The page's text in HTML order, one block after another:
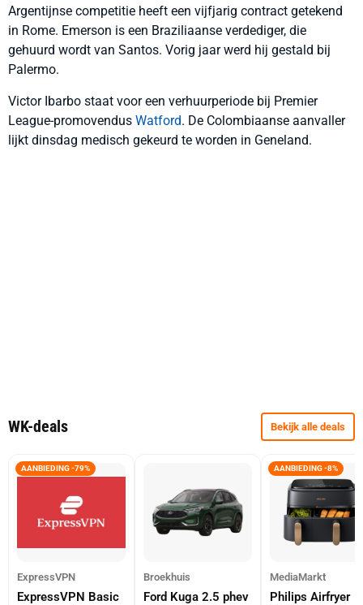
Argentijnse competitie heeft een vijfjarig contract getekend
in Rome. Emerson is een Braziliaanse verdediger, die
gehuurd wordt van Santos. Vorig jaar werd hij gestald bij
Palermo.
Victor Ibarbo staat voor een verhuurperiode bij Premier
League-promovendus Watford. De Colombiaanse aanvaller
lijkt dinsdag medisch gekeurd te worden in Geneland.
WK-deals Bekijk alle deals
AANBIEDING -79%
ExpressVPN
ExpressVPN Basic
Broekhuis
Ford Kuga 2.5 phev
AANBIEDING -8%
MediaMarkt
Philips Airfryer